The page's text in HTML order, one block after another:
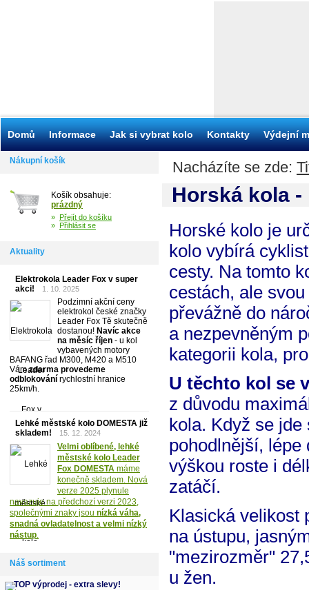
Nacházíte se zde:
Horská kola -
Horské kolo je
kolo vybírá
cesty. Na tomto
cestách, ale
převážně do
a nezpevněným
kategorii kola,
U těchto kol se
z důvodu
kola. Když se
pohodlnější,
výškou roste i
zatáčí.
Klasická velikost
na ústupu,
"mezirozměr"
u žen.
Nákupní košík
Košík obsahuje:
prázdný
» Přejít do košíku
» Přihlásit se
Aktuality
Elektrokola Leader Fox v super
akci!
1. 10. 2025
Podzimní akční ceny
elektrokol české značky
Leader Fox Tě skutečně
dostanou! Navíc akce
na měsíc říjen - u kol
vybavených motory
BAFANG řad M300, M420 a M510
Vámzdarma provedeme
odblokování rychlostní hranice
25km/h.
Lehké městské kolo DOMESTA již
skladem!
15. 12. 2024
Velmi oblíbené, lehké
městské kolo Leader
Fox DOMESTA máme
konečně skladem. Nová
verze 2025 plynule
navazuje na předchozí verzi 2023,
společnými znaky jsou nízká váha,
snadná ovladatelnost a velmi nízký
nástup.
Náš sortiment
TOP výprodej - extra slevy!
Domů Informace Jak si vybrat kolo Kontakty Výdejní